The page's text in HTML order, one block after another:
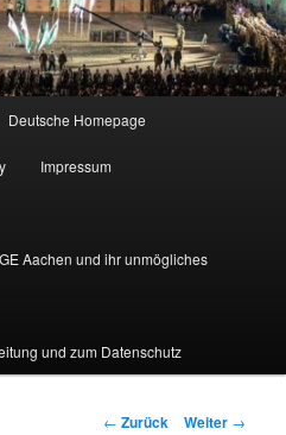
Deutsche Homepage
Impressum
Aachen und ihr unmögliches
und zum Datenschutz
Beitragsnavigation
← Zurück Weiter →